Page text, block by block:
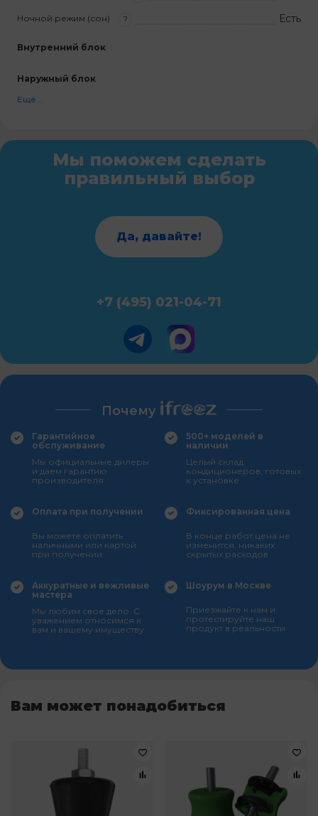
Ночной режим (сон) ? Есть
Внутренний блок
Наружный блок
Ещё...
Мы поможем сделать
правильный выбор
Да, давайте!
+7 (495) 021-04-71
Почему
Гарантийное
обслуживание
Мы официальные дилеры
и даем гарантию
производителя
500+ моделей в
наличии
Целый склад
кондиционеров, готовых
к установке
Оплата при получении
Вы можете оплатить
наличными или картой
при получении
Фиксированная цена
В конце работ цена не
изменится, никаких
скрытых расходов
Аккуратные и вежливые
мастера
Мы любим свое дело. С
уважением относимся к
вам и вашему имуществу
Шоурум в Москве
Приезжайте к нам и
протестируйте наш
продукт в реальности
Вам может понадобиться